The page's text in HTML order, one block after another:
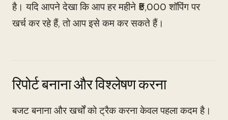
है। यदि आपने देखा कि आप हर महीने ₹5,000 शॉपिंग पर
खर्च कर रहे हैं, तो आप इसे कम कर सकते हैं।
रिपोर्ट बनाना और विश्लेषण करना
बजट बनाना और खर्चों को ट्रैक करना केवल पहला कदम है।